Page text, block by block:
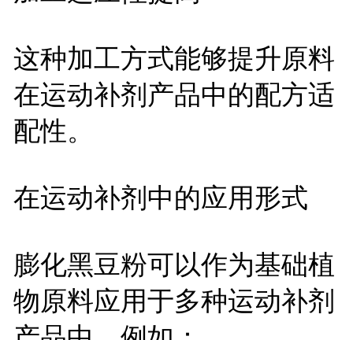
这种加工方式能够提升原料
在运动补剂产品中的配方适
配性。
在运动补剂中的应用形式
膨化黑豆粉可以作为基础植
物原料应用于多种运动补剂